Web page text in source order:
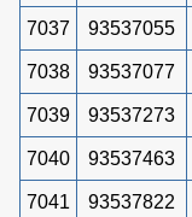
7037 93537055
7038 93537077
7039 93537273
7040 93537463
7041 93537822